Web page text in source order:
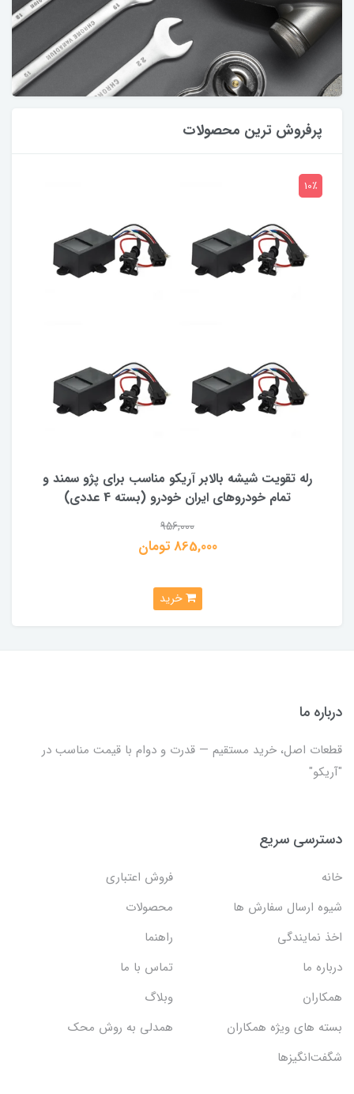
پرفروش ترین محصولات
رله تقویت شیشه بالابر آریکو مناسب برای پژو سمند و
تمام خودروهای ایران خودرو (بسته 4 عددی)
956,000
865,000 تومان
10٪
خرید
درباره ما
قطعات اصل، خرید مستقیم — قدرت و دوام با قیمت مناسب در
"آریکو"
دسترسی سریع
خانه
فروش اعتباری
شیوه ارسال سفارش ها
محصولات
اخذ نمایندگی
راهنما
درباره ما
تماس با ما
همکاران
وبلاگ
بسته های ویژه همکاران
همدلی به روش محک
شگفت‌انگیزها